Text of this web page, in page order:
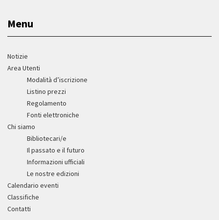
Menu
Notizie
Area Utenti
Modalità d’iscrizione
Listino prezzi
Regolamento
Fonti elettroniche
Chi siamo
Bibliotecari/e
Il passato e il futuro
Informazioni ufficiali
Le nostre edizioni
Calendario eventi
Classifiche
Contatti